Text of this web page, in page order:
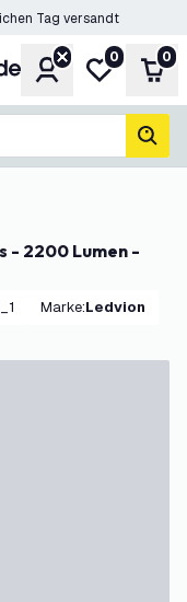
Tag versandt
KontoMeine
0 0
Marke: Ledvion